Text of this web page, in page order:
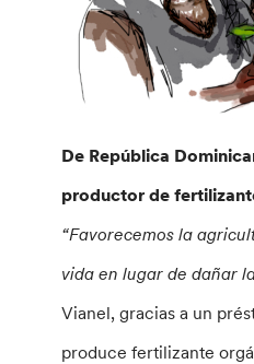
De República
productor de
“Favorecemos la
vida en lugar de dañar
Vianel, gracias a un
produce fertilizante